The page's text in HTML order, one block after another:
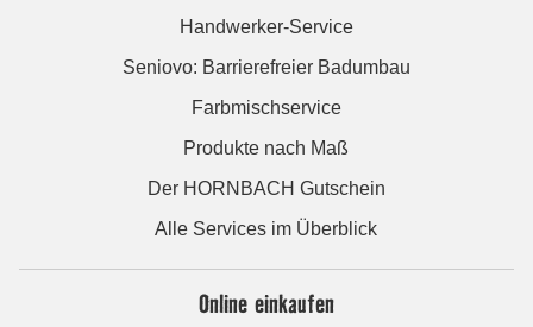
Handwerker-Service
Seniovo: Barrierefreier Badumbau
Farbmischservice
Produkte nach Maß
Der HORNBACH Gutschein
Alle Services im Überblick
Online einkaufen